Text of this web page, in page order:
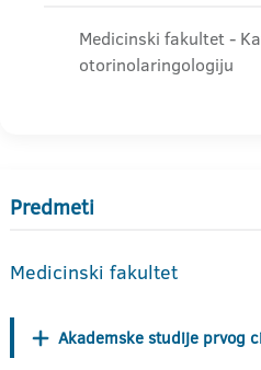
Medicinski fakultet -
otorinolaringologiju
Predmeti
Medicinski fakultet
Akademske studije prvog